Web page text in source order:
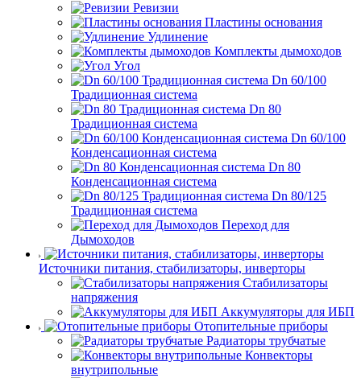
Ревизии
Пластины основания
Удлинение
Комплекты дымоходов
Угол
Dn 60/100
Традиционная система
Dn 80
Традиционная система
Dn 60/100
Конденсационная система
Dn 80
Конденсационная система
Dn 80/125
Традиционная система
Переход для
Дымоходов
Источники питания, стабилизаторы, инверторы
Стабилизаторы
напряжения
Аккумуляторы для ИБП
Отопительные приборы
Радиаторы трубчатые
Конвекторы
внутрипольные